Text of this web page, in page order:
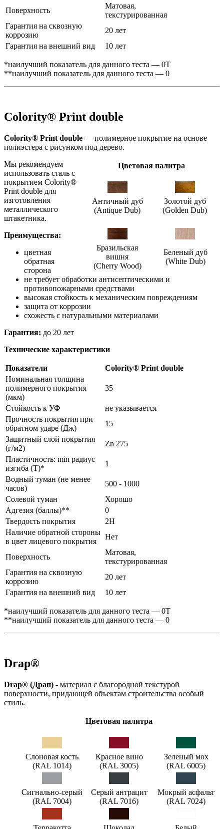
Поверхность
Матовая,
текстурированная
Гарантия на сквозную
коррозию
20 лет
Гарантия на внешний вид
10 лет
*наилучший показатель для данного теста — 0Т
**наилучший показатель для данного теста — 0
Colority® Print double
Colority® Print double — полимерное покрытие на основе
полиэстера с рисунком под дерево.
Цветовая палитра
Античный дуб
(Antique Dub)
Золотой дуб
(Golden Dub)
Бразильская
вишня
(Cherry Wood)
Беленый дуб
(White Dub)
Мы рекомендуем
использовать сталь с
покрытием Colority®
Print double для
изготовления
металлического
штакетника.
Преимущества:
цветная
обратная
сторона
не требует обработки антисептическими и
противопожарными средствами
высокая стойкость к механическим повреждениям
защита от коррозии
схожесть с натуральными материалами
Гарантия: до 20 лет
Технические характеристики
Показатели
Colority® Print double
Номинальная толщина
полимерного покрытия
(мкм)
35
Стойкость к УФ
не указывается
Прочность покрытия при
обратном ударе (Дж)
15
Защитный слой покрытия
(г/м2)
Zn 275
Пластичность: min радиус
изгиба (Т)*
1
Водный туман (не менее
часов)
500 - 1000
Солевой туман
Хорошо
Адгезия (баллы)**
0
Твердость покрытия
2H
Наличие обратной стороны
в цвет лицевого покрытия
Нет
Поверхность
Матовая,
текстурированная
Гарантия на сквозную
коррозию
20 лет
Гарантия на внешний вид
10 лет
*наилучший показатель для данного теста — 0Т
**наилучший показатель для данного теста — 0
Drap®
Drap® (Драп) - материал с благородной текстурой
поверхности, придающей объектам строительства особый
стиль.
Цветовая палитра
Слоновая кость
(RAL 1014)
Красное вино
(RAL 3005)
Зеленый мох
(RAL 6005)
Сигнально-серый
(RAL 7004)
Серый антрацит
(RAL 7016)
Мокрый асфальт
(RAL 7024)